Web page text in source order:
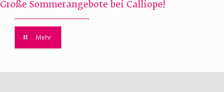
Große Sommerangebote bei Calliope!
Mehr